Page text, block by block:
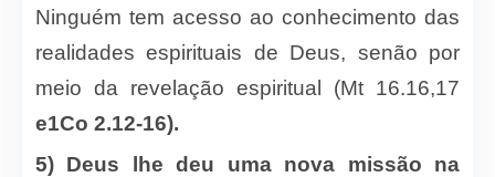
Ninguém tem acesso ao conhecimento das
realidades espirituais de Deus, senão por
meio da revelação espiritual (Mt 16.16,17
e1Co 2.12-16).
5) Deus lhe deu uma nova missão na